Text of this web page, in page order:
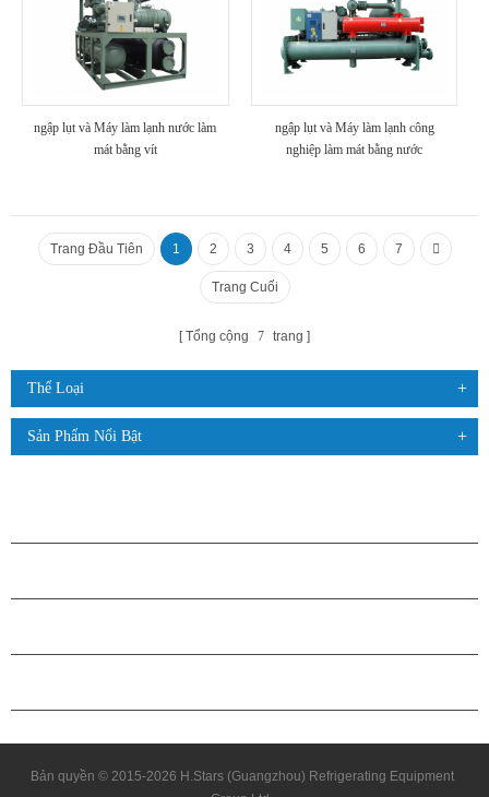
ngập lụt và Máy làm lạnh nước làm
mát bằng vít
ngập lụt và Máy làm lạnh công
nghiệp làm mát bằng nước
Trang Đầu Tiên 1 2 3 4 5 6 7
Trang Cuối
Tổng cộng 7 trang
Thể Loại
Sản Phẩm Nổi Bật
Bản quyền © 2015-2026 H.Stars (Guangzhou) Refrigerating Equipment